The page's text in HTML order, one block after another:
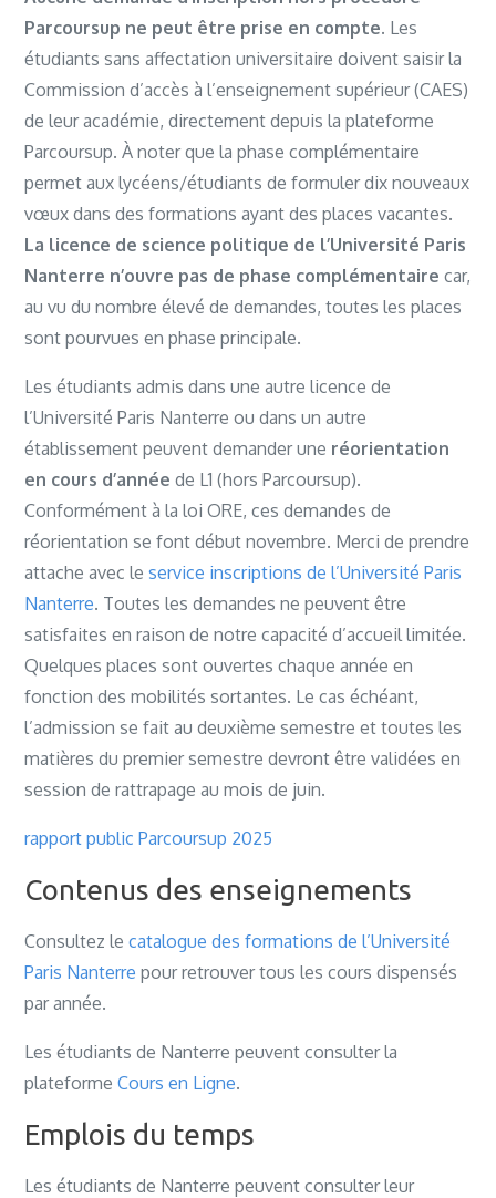
Parcoursup ne peut être prise en compte. Les
étudiants sans affectation universitaire doivent saisir la
Commission d’accès à l’enseignement supérieur (CAES)
de leur académie, directement depuis la plateforme
Parcoursup. À noter que la phase complémentaire
permet aux lycéens/étudiants de formuler dix nouveaux
vœux dans des formations ayant des places vacantes.
La licence de science politique de l’Université Paris
Nanterre n’ouvre pas de phase complémentaire car,
au vu du nombre élevé de demandes, toutes les places
sont pourvues en phase principale.
Les étudiants admis dans une autre licence de
l’Université Paris Nanterre ou dans un autre
établissement peuvent demander une réorientation
en cours d’année de L1 (hors Parcoursup).
Conformément à la loi ORE, ces demandes de
réorientation se font début novembre. Merci de prendre
attache avec leservice inscriptions de l’Université Paris
Nanterre. Toutes les demandes ne peuvent être
satisfaites en raison de notre capacité d’accueil limitée.
Quelques places sont ouvertes chaque année en
fonction des mobilités sortantes. Le cas échéant,
l’admission se fait au deuxième semestre et toutes les
matières du premier semestre devront être validées en
session de rattrapage au mois de juin.
rapport public Parcoursup 2025
Contenus des enseignements
Consultez lecatalogue des formations de l’Université
Paris Nanterre pour retrouver tous les cours dispensés
par année.
Les étudiants de Nanterre peuvent consulter la
plateformeCours en Ligne.
Emplois du temps
Les étudiants de Nanterre peuvent consulter leur